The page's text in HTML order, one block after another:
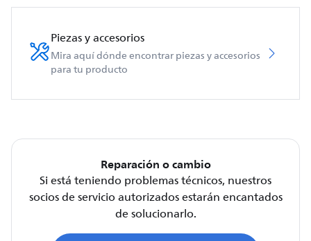
Piezas y accesorios
Mira aquí dónde encontrar piezas y accesorios
para tu producto
Reparación o cambio
Si está teniendo problemas técnicos, nuestros
socios de servicio autorizados estarán encantados
de solucionarlo.